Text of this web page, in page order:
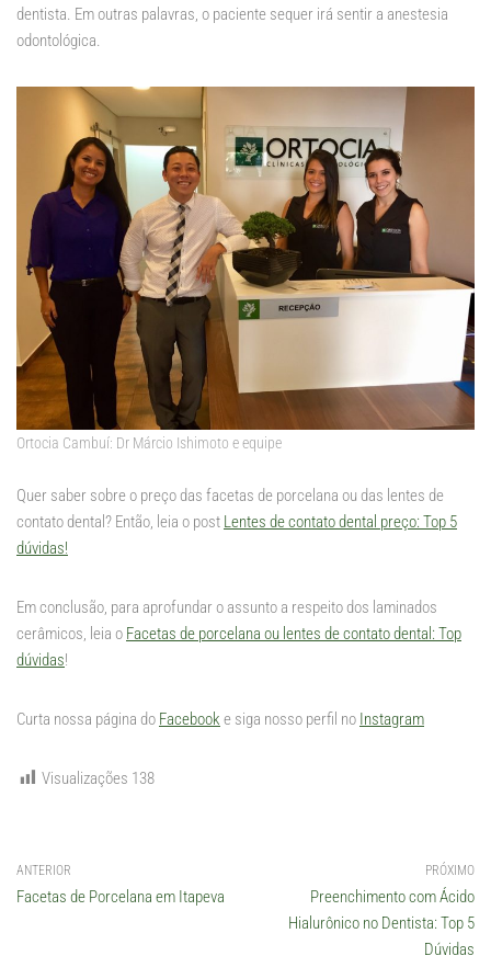
dentista. Em outras palavras, o paciente sequer irá sentir a anestesia
odontológica.
Ortocia Cambuí: Dr Márcio Ishimoto e equipe
Quer saber sobre o preço das facetas de porcelana ou das lentes de
contato dental? Então, leia o post Lentes de contato dental preço: Top 5
dúvidas!
Em conclusão, para aprofundar o assunto a respeito dos laminados
cerâmicos, leia o Facetas de porcelana ou lentes de contato dental: Top
dúvidas!
Curta nossa página do Facebook e siga nosso perfil no Instagram
Visualizações 138
ANTERIOR
Facetas de Porcelana em Itapeva
PRÓXIMO
Preenchimento com Ácido
Hialurônico no Dentista: Top 5
Dúvidas